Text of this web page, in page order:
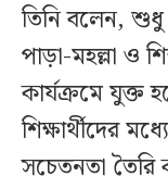
তিনি বলেন, শুধু
পাড়া-মহল্লা ও
কার্যক্রমে যুক্ত
শিক্ষার্থীদের
সচেতনতা তৈরি